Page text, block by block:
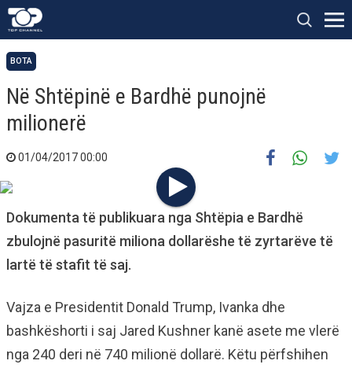
BOTA
Në Shtëpinë e Bardhë punojnë
milionerë
01/04/2017 00:00
Dokumenta të publikuara nga Shtëpia e Bardhë
zbulojnë pasuritë miliona dollarëshe të zyrtarëve të
lartë të stafit të saj.
Vajza e Presidentit Donald Trump, Ivanka dhe
bashkëshorti i saj Jared Kushner kanë asete me vlerë
nga 240 deri në 740 milionë dollarë. Këtu përfshihen